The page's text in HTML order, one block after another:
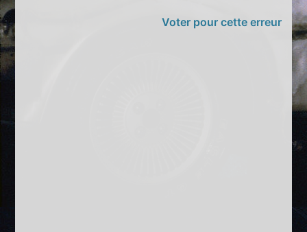
Voter pour cette erreur